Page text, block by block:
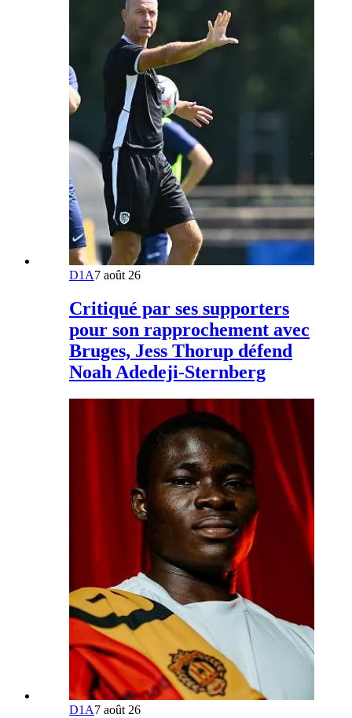
D1A7 août 26
Critiqué par ses supporters
pour son rapprochement avec
Bruges, Jess Thorup défend
Noah Adedeji-Sternberg
D1A7 août 26